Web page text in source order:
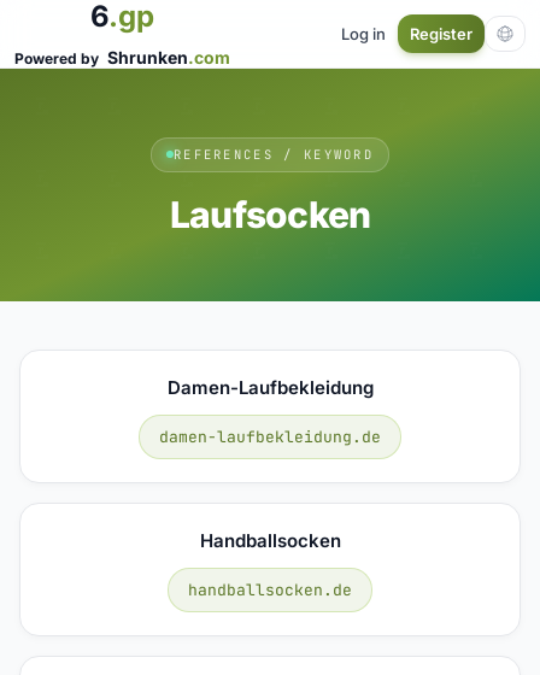
6.gp
Powered by Shrunken.com
Log in Register
REFERENCES / KEYWORD
Laufsocken
Damen-Laufbekleidung
damen-laufbekleidung.de
Handballsocken
handballsocken.de